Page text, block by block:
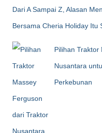
Dari A Sampai Z, Alasan
Bersama Cheria Holiday Itu
Pilihan
Nusantara
Perkebunan